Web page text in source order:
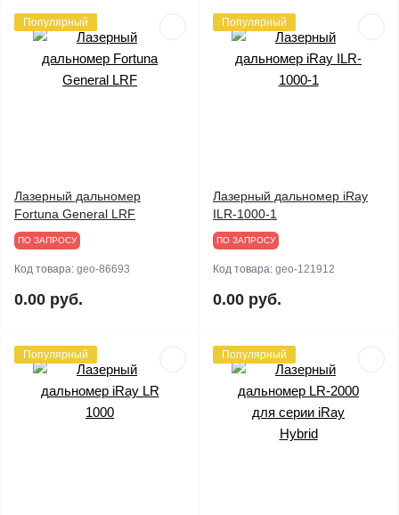
Популярный
Лазерный дальномер
Fortuna General LRF
ПО ЗАПРОСУ
Код товара: geo-86693
0.00 руб.
Популярный
Лазерный дальномер iRay
ILR-1000-1
ПО ЗАПРОСУ
Код товара: geo-121912
0.00 руб.
Популярный Популярный